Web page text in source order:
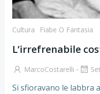
Cultura Fiabe O Fantasia
L’irrefrenabile
MarcoCostarelli -
Si sfioravano le labbra